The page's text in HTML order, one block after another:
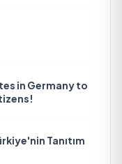
in Germany to
Tanıtım